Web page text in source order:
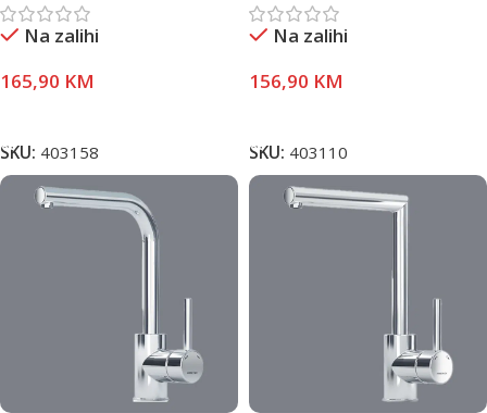
Na zalihi
165,90 KM
SKU: 403158
Na zalihi
156,90 KM
SKU: 403110